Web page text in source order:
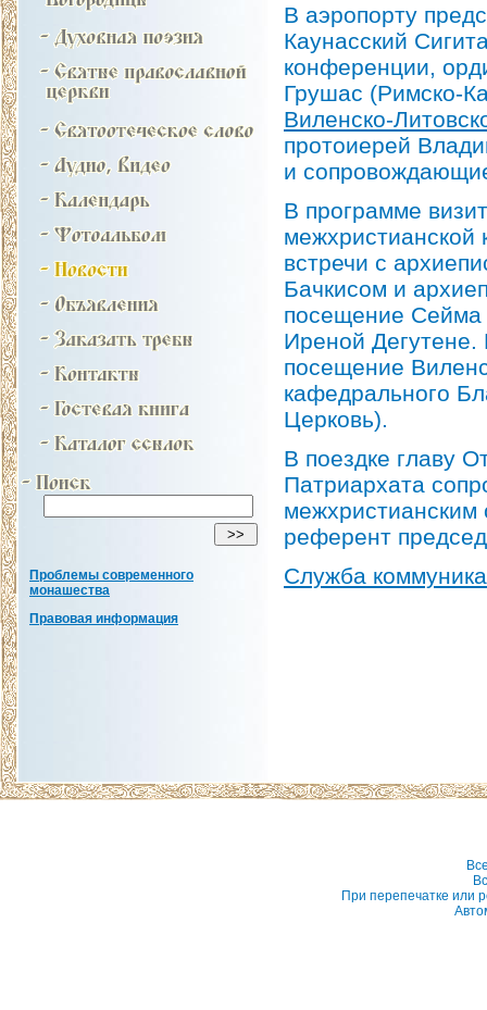
Проблемы современного
монашества
Правовая информация
В аэропорту
Каунасский
конференции,
Грушас (Римско-
Виленско-
протоиерей
и
В программе
встречи с
Бачкисом и
посещение Сейма
Иреной Дегутене.
посещение
кафедрального
Церковь).
В поездке главу
Патриархата
референт
Служба
При перепечатке или